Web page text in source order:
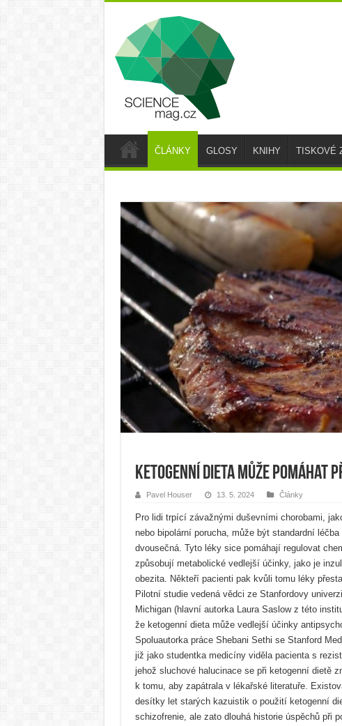
ČLÁNKY GLOSY KNIHY TISKOVÉ
Ketogenní dieta může pomáhat
Pavel Houser 13. 5. 2024 Články
Pro lidi trpící závažnými duševními chorobami,
nebo bipolární porucha, může být standardní
dvousečná. Tyto léky sice pomáhají regulovat
způsobují metabolické vedlejší účinky, jako je
obezita. Někteří pacienti pak kvůli tomu léky
Pilotní studie vedená vědci ze Stanfordovy
Michigan (hlavní autorka Laura Saslow z této
že ketogenní dieta může vedlejší účinky
Spoluautorka práce Shebani Sethi se Stanford
již jako studentka medicíny viděla pacienta s
jehož sluchové halucinace se při ketogenní dietě
k tomu, aby zapátrala v lékařské literatuře.
desítky let starých kazuistik o použití ketogenní
schizofrenie, ale zato dlouhá historie úspěchů při